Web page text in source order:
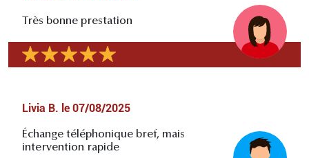
Très bonne prestation
Livia B. le 07/08/2025
Échange téléphonique bref, mais
intervention rapide